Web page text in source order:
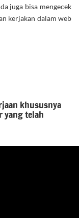
juga bisa mengecek
kerjakan dalam web
khususnya
yang telah